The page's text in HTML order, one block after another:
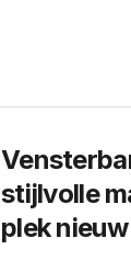
stijlvolle
plek